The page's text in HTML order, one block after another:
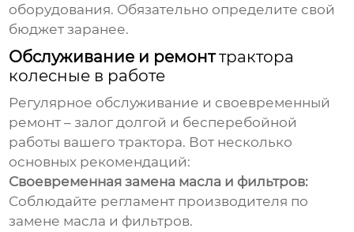
оборудования. Обязательно определите свой
бюджет заранее.
Обслуживание и ремонттрактора
колесные в работе
Регулярное обслуживание и своевременный
ремонт – залог долгой и бесперебойной
работы вашего трактора. Вот несколько
основных рекомендаций:
Своевременная замена масла и фильтров:
Соблюдайте регламент производителя по
замене масла и фильтров.